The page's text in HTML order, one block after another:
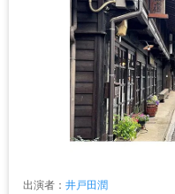
出演者： 井戸田潤